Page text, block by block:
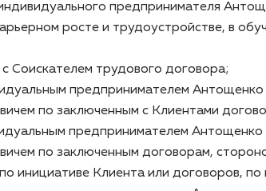
предпринимателя
росте и трудоустройстве, в
Соискателем трудового договора;
предпринимателем
по заключенным с Клиентами
предпринимателем
по заключенным договорам,
инициативе Клиента или договоров,